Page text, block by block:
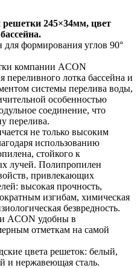
решетки 245×34мм, цвет
для формирования углов 90°
компании ACON
переливного лотка бассейна и
системы перелива воды,
особенностью
соединение, что
перелива.
не только высоким
использованию
стойкого к
лучей. Полипропилен
привлекающих
высокая прочность,
изгибам, химическая
безвредность.
ACON удобны в
отметкам на самой
цвета решеток: белый,
и нержавеющая сталь.